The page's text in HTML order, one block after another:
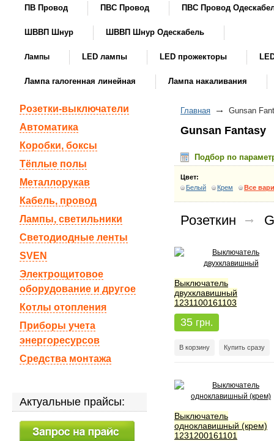
ПВ Провод ПВС Провод ПВС Провод
ШВВП Шнур ШВВП Шнур Одескабель
Лампы LED лампы LED прожекторы
Лампа галогенная линейная Лампа накаливания
Главная Gunsan
Gunsan Fantasy
Подбор по
Цвет:
Белый
Крем Все
Розеткин
Выключатель
двухклавишный
1231100161103
35 грн.
В корзину Купить сразу
Выключатель
одноклавишный (крем)
1231200161101
Розетки-выключатели
Автоматика
Коробки, боксы
Тёплые полы
Металлорукав
Кабель, провод
Лампы, светильники
Светодиодные ленты
SVEN
Электрощитовое
оборудование и другое
Котлы отопления
Приборы учета
энергоресурсов
Средства монтажа
Актуальные прайсы: